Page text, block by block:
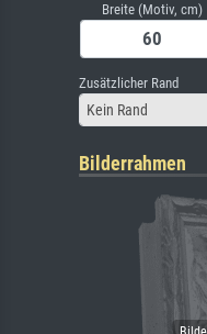
Breite (Motiv, cm)
Zusätzlicher Rand
Kein Rand
Bilderrahmen